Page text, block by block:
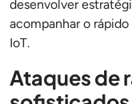
desenvolver
acompanhar o
IoT.
Ataques de